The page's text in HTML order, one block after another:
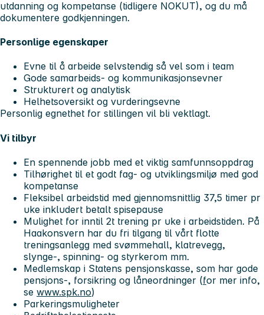
utdanning og kompetanse (tidligere NOKUT), og du må
dokumentere godkjenningen.
Personlige egenskaper
Evne til å arbeide selvstendig så vel som i team
Gode samarbeids- og kommunikasjonsevner
Strukturert og analytisk
Helhetsoversikt og vurderingsevne
Personlig egnethet for stillingen vil bli vektlagt.
Vi tilbyr
En spennende jobb med et viktig samfunnsoppdrag
Tilhørighet til et godt fag- og utviklingsmiljø med god
kompetanse
Fleksibel arbeidstid med gjennomsnittlig 37,5 timer pr
uke inkludert betalt spisepause
Mulighet for inntil 2t trening pr uke i arbeidstiden. På
Haakonsvern har du fri tilgang til vårt flotte
treningsanlegg med svømmehall, klatrevegg,
slynge-, spinning- og styrkerom mm.
Medlemskap i Statens pensjonskasse, som har gode
pensjons-, forsikring og låneordninger (for mer info,
se www.spk.no)
Parkeringsmuligheter